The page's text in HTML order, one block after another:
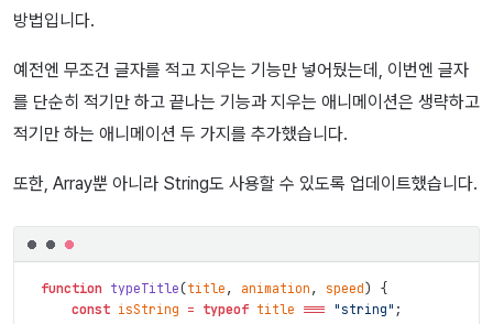
방법입니다.
예전엔 무조건 글자를 적고 지우는 기능만 넣어뒀는데, 이번엔 글자
를 단순히 적기만 하고 끝나는 기능과 지우는 애니메이션은 생략하고
적기만 하는 애니메이션 두 가지를 추가했습니다.
또한, Array뿐 아니라 String도 사용할 수 있도록 업데이트했습니다.
function typeTitle(title , animation , speed)
{
const isString = typeof title === "string" ;